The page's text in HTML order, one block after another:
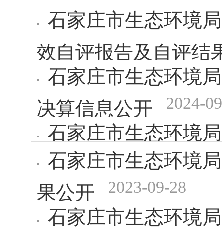
石家庄市生态环境
效自评报告及自评结
石家庄市生态环境
决算信息公开 2024-
石家庄市生态环境
及报告 2024-05-17
石家庄市生态环境
果公开 2023-09-28
石家庄市生态环境